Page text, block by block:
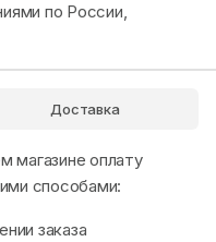
по России,
Доставка
магазине оплату
способами:
заказа